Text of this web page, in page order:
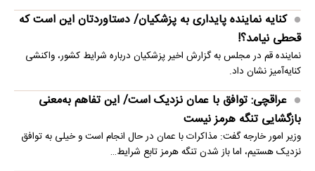
کنایه نماینده پایداری به پزشکیان/ دستاوردتان این است که
قحطی نیامد؟!
نماینده قم در مجلس به گزارش اخیر پزشکیان درباره شرایط کشور، واکنشی
کنایه‌آمیز نشان داد.
عراقچی: توافق با عمان نزدیک است/ این تفاهم به‌معنی
بازگشایی تنگه هرمز نیست
وزیر امور خارجه گفت: مذاکرات با عمان در حال انجام است و خیلی به توافق
نزدیک هستیم، اما باز شدن تنگه هرمز تابع شرایط…